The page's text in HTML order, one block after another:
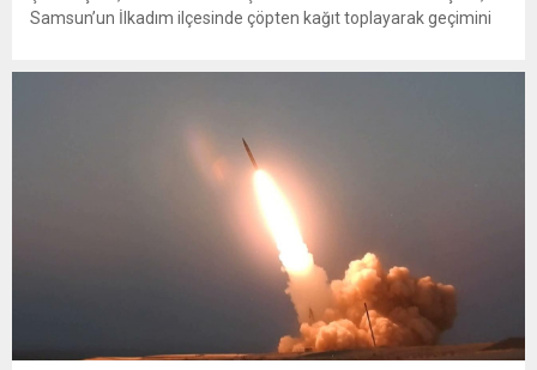
Samsun’un İlkadım ilçesinde çöpten kağıt toplayarak geçimini